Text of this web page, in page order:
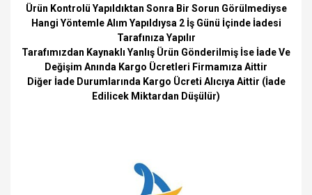
Ürün Kontrolü Yapıldıktan Sonra Bir Sorun Görülmediyse
Hangi Yöntemle Alım Yapıldıysa 2 İş Günü İçinde İadesi
Tarafınıza Yapılır
Tarafımızdan Kaynaklı Yanlış Ürün Gönderilmiş İse İade Ve
Değişim Anında Kargo Ücretleri Firmamıza Aittir
Diğer İade Durumlarında Kargo Ücreti Alıcıya Aittir (İade
Edilicek Miktardan Düşülür)